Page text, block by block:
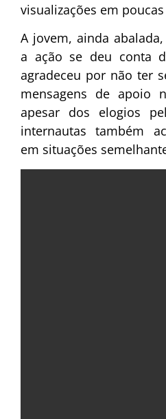
visualizações em
A jovem, ainda
a ação se deu conta
agradeceu por não ter
mensagens de apoio
apesar dos elogios
internautas também
em situações